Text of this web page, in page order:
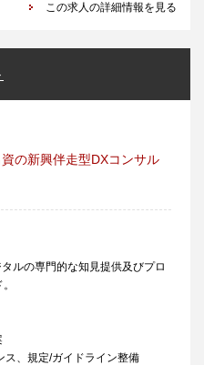
この求人の詳細情報を見る
の新興伴走型DXコンサル
ルの専門的な知見提供及びプロ
ス、規定/ガイドライン整備